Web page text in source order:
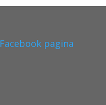
Facebook pagina